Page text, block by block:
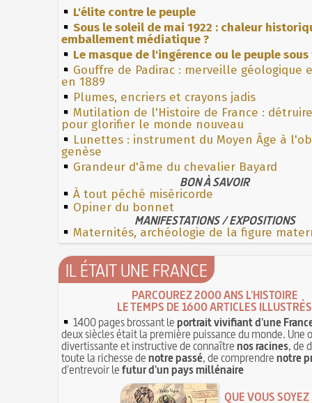
L'élite contre le peuple
Sous le soleil de mai 1922 : chaleur
emballement médiatique ?
Le masque de l'ingérence ou le peuple
Gouffre de Padirac : merveille géologique
en 1889
Plumes, encriers et crayons jadis
Mutilation de l'Histoire de France :
pour glorifier le monde nouveau
Lunettes : instrument du Moyen Âge à
genèse
Grandeur d'âme du chevalier Bayard
BON À SAVOIR
À tout péché miséricorde
Opiner du bonnet
MANIFESTATIONS / EXPOSITIONS
Maternités, archéologie de la figure
IL ÉTAIT UNE FRANCE
PARCOUREZ 2000 ANS L'HISTOIRE
LE TEMPS DE 1600 ARTICLES ILLUSTRÉS
1400 pages brossant leportrait vivifiant d'une
deux siècles était la première puissance du monde. Une
divertissante et instructive de connaîtrenos racines, de
toute la richesse denotre passé, de comprendrenotre
d'entrevoir lefutur d'un pays millénaire
QUE VOUS SOYEZ